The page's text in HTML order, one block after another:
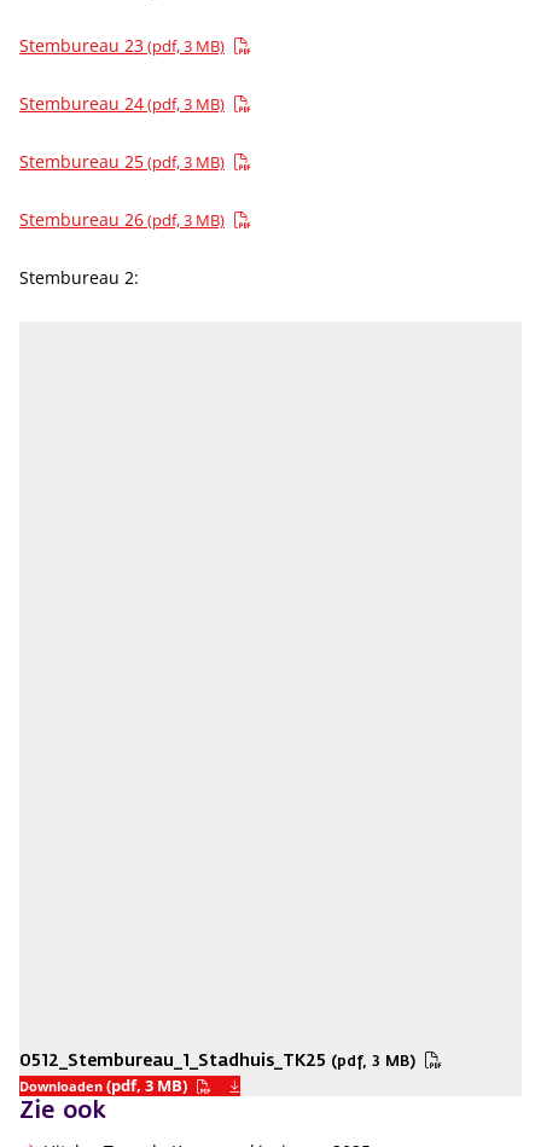
Stembureau 23(pdf, 3 MB)
Stembureau 24(pdf, 3 MB)
Stembureau 25(pdf, 3 MB)
Stembureau 26(pdf, 3 MB)
Stembureau 2:
0512_Stembureau_1_Stadhuis_TK25 (pdf, 3 MB)
Downloaden (pdf, 3 MB)
Zie ook